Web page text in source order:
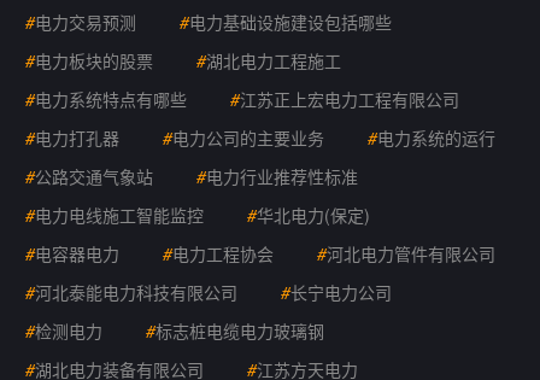
#电力交易预测 #电力基础设施建设包括哪些
#电力板块的股票 #湖北电力工程施工
#电力系统特点有哪些 #江苏正上宏电力工程有限公司
#电力打孔器 #电力公司的主要业务 #电力系统的运行
#公路交通气象站 #电力行业推荐性标准
#电力电线施工智能监控 #华北电力(保定)
#电容器电力 #电力工程协会 #河北电力管件有限公司
#河北泰能电力科技有限公司 #长宁电力公司
#检测电力 #标志桩电缆电力玻璃钢
#湖北电力装备有限公司 #江苏方天电力